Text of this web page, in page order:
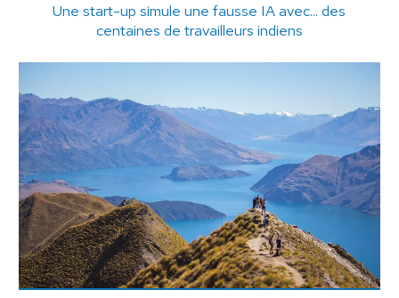
Une start-up simule une fausse IA avec... des
centaines de travailleurs indiens